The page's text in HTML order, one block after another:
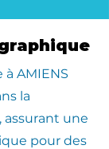
AMIENS
la
une
pour des